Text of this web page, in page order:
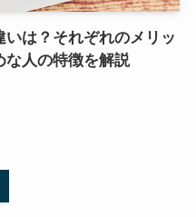
は？それぞれのメリッ
な人の特徴を解説